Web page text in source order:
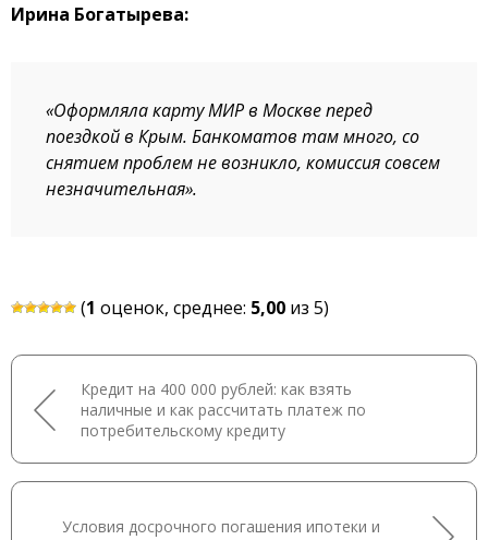
Ирина Богатырева:
«Оформляла карту МИР в Москве перед
поездкой в Крым. Банкоматов там много, со
снятием проблем не возникло, комиссия совсем
незначительная».
(1 оценок, среднее: 5,00 из 5)
Кредит на 400 000 рублей: как взять
наличные и как рассчитать платеж по
потребительскому кредиту
Условия досрочного погашения ипотеки и